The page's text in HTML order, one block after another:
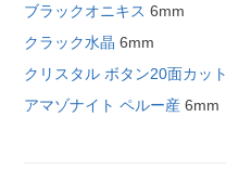
ブラックオニキス 6mm
クラック水晶 6mm
クリスタル ボタン20面カット
アマゾナイト ペルー産 6mm